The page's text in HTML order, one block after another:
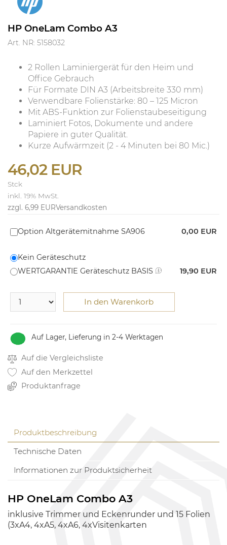
HP OneLam Combo A3
Art. NR: 5158032
2 Rollen Laminiergerät für den Heim und
Office Gebrauch
Für Formate DIN A3 (Arbeitsbreite 330 mm)
Verwendbare Folienstärke: 80 – 125 Micron
Mit ABS-Funktion zur Folienstaubeseitigung
Laminiert Fotos, Dokumente und andere
Papiere in guter Qualität.
Kurze Aufwärmzeit (2 - 4 Minuten bei 80 Mic.)
46,02 EUR
Stck
inkl. 19% MwSt.
zzgl. 6,99 EURVersandkosten
Auf Lager, Lieferung in 2-4 Werktagen
Option Altgerätemitnahme SA906 0,00 EUR
Kein Geräteschutz
WERTGARANTIE Geräteschutz BASIS
19,90 EUR
In den Warenkorb
Auf die Vergleichsliste
Auf den Merkzettel
Produktanfrage
Produktbeschreibung
Technische Daten
Informationen zur Produktsicherheit
HP OneLam Combo A3
inklusive Trimmer und Eckenrunder und 15 Folien
(3xA4, 4xA5, 4xA6, 4xVisitenkarten